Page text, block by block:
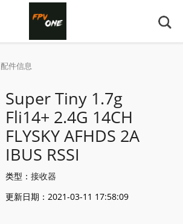
配件信息
Super Tiny 1.7g
Fli14+ 2.4G 14CH
FLYSKY AFHDS 2A
IBUS RSSI
类型：接收器
更新日期：2021-03-11 17:58:09